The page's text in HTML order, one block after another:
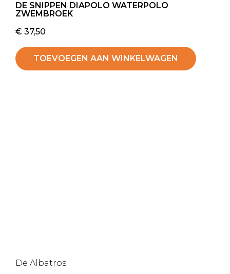
DE SNIPPEN DIAPOLO WATERPOLO
ZWEMBROEK
€ 37,50
TOEVOEGEN AAN WINKELWAGEN
De Albatros